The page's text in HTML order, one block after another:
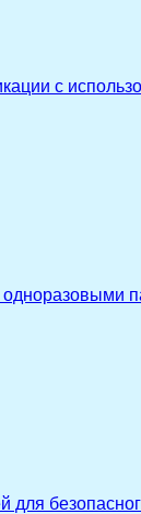
с
одноразовыми
для